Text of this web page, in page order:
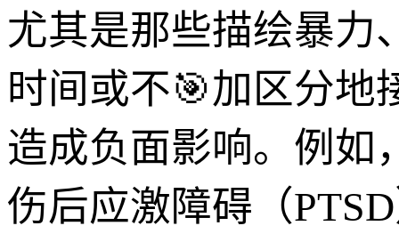
尤其是那些描绘暴力
时间或不🎯加区分地
造成负面影响。例如
伤后应激障碍（